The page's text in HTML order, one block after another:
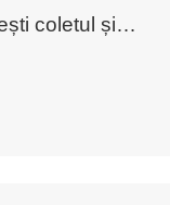
coletul și…